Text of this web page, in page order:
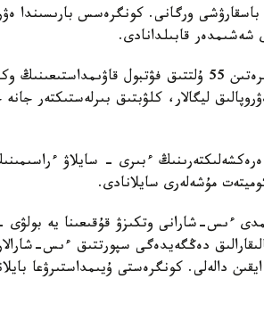
ورگانى. كونگرەسس بارىسىندا
شەشىمدەر قابىلدانادى.
كونگرەسكە ۋەفا قۇرامىنا كىرەتىن 55 ۇلتتىق
ليگالار، كلۋبتىق بىرلەستىكتەر
ءبىرى - سايلاۋ
مۇشەلەرى سايلانادى.
ءىس-شارانى وتكىزۋ قۇقىعىنا يە
دەڭگەيدەگى سپورتتىق ءىس-
ايقىن دالەلى. كونگرەستى ۇيىمداستىرۋعا